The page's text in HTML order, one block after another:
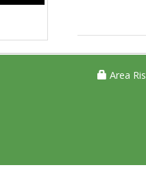
Area